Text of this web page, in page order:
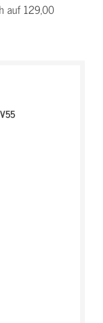
auf 129,00